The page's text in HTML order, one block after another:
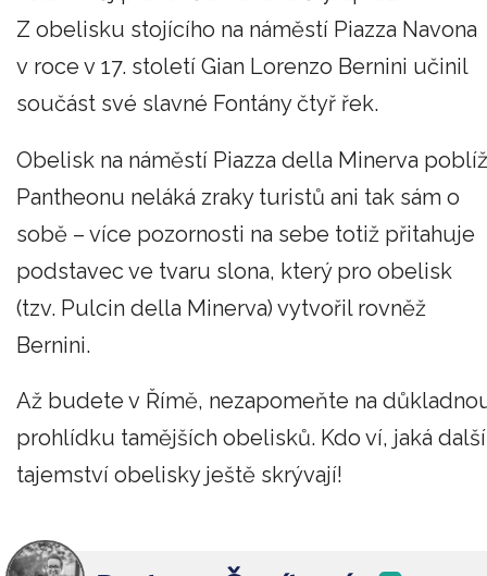
Z obelisku stojícího na náměstí Piazza Navona
v roce v 17. století Gian Lorenzo Bernini učinil
součást své slavné Fontány čtyř řek.
Obelisk na náměstí Piazza della Minerva poblíž
Pantheonu neláká zraky turistů ani tak sám o
sobě – více pozornosti na sebe totiž přitahuje
podstavec ve tvaru slona, který pro obelisk
(tzv. Pulcin della Minerva) vytvořil rovněž
Bernini.
Až budete v Římě, nezapomeňte na
prohlídku tamějších obelisků. Kdo ví, jaká další
tajemství obelisky ještě skrývají!